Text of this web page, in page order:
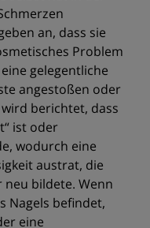
an, dass sie
Problem
gelegentliche
angestoßen oder
berichtet, dass
ist oder
wodurch eine
austrat, die
bildete. Wenn
Nagels befindet,
eine